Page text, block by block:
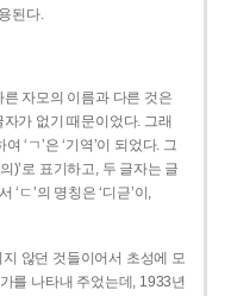
된다.
른 자모의 이름과 다른 것은
자가 없기 때문이었다. 그래
‘ㄱ’은 ‘기역’이 되었다. 그
의)’로 표기하고, 두 글자는 글
ㄷ’의 명칭은 ‘디귿’이,
지 않던 것들이어서 초성에 모
가를 나타내 주었는데, 1933년